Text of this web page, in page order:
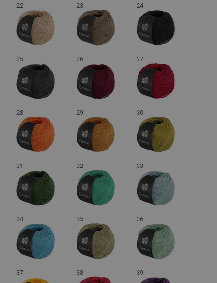
22 23 24
25 26 27
28 29 30
31 32 33
34 35 36
37 38 39